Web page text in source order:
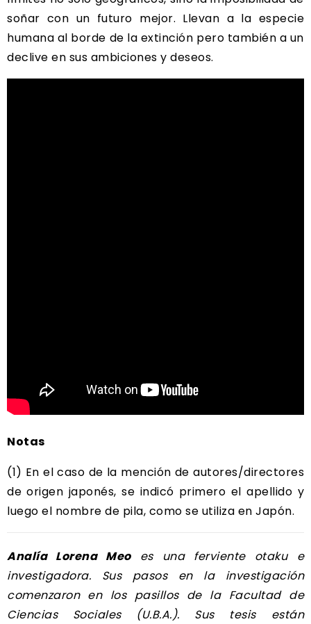
soñar con un futuro mejor. Llevan a la especie
humana al borde de la extinción pero también a un
declive en sus ambiciones y deseos.
Notas
(1) En el caso de la mención de autores/directores
de origen japonés, se indicó primero el apellido y
luego el nombre de pila, como se utiliza en Japón.
Analía Lorena Meoes una ferviente otaku e
investigadora. Sus pasos en la investigación
comenzaron en los pasillos de la Facultad de
Ciencias Sociales (U.B.A.). Sus tesis están